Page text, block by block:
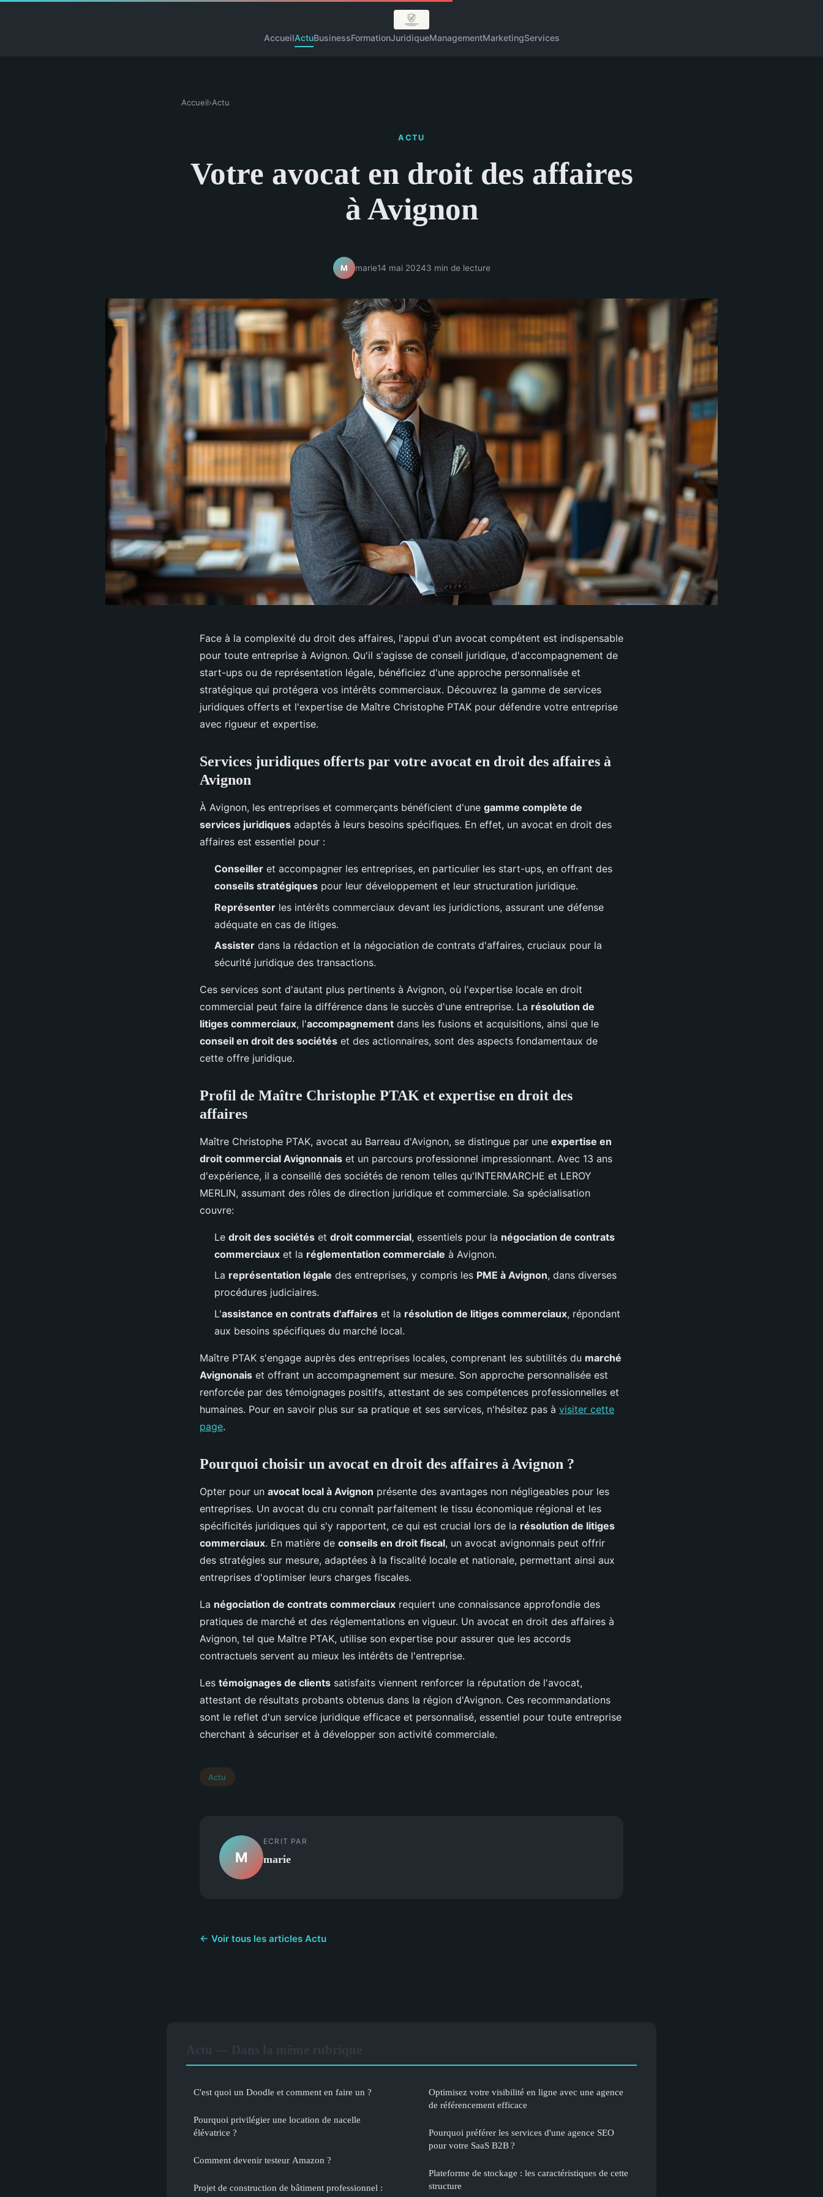
AccueilActuBusinessFormationJuridiqueManagementMarketingServices
Accueil›Actu
ACTU
Votre avocat en droit des affaires
à Avignon
M marie14 mai 20243 min de lecture
Face à la complexité du droit des affaires, l'appui d'un avocat compétent est indispensable
pour toute entreprise à Avignon. Qu'il s'agisse de conseil juridique, d'accompagnement de
start-ups ou de représentation légale, bénéficiez d'une approche personnalisée et
stratégique qui protégera vos intérêts commerciaux. Découvrez la gamme de services
juridiques offerts et l'expertise de Maître Christophe PTAK pour défendre votre entreprise
avec rigueur et expertise.
Services juridiques offerts par votre avocat en droit des affaires à
Avignon
À Avignon, les entreprises et commerçants bénéficient d'une gamme complète de
services juridiques adaptés à leurs besoins spécifiques. En effet, un avocat en droit des
affaires est essentiel pour :
Conseiller et accompagner les entreprises, en particulier les start-ups, en offrant des
conseils stratégiques pour leur développement et leur structuration juridique.
Représenter les intérêts commerciaux devant les juridictions, assurant une défense
adéquate en cas de litiges.
Assister dans la rédaction et la négociation de contrats d'affaires, cruciaux pour la
sécurité juridique des transactions.
Ces services sont d'autant plus pertinents à Avignon, où l'expertise locale en droit
commercial peut faire la différence dans le succès d'une entreprise. La résolution de
litiges commerciaux, l'accompagnement dans les fusions et acquisitions, ainsi que le
conseil en droit des sociétés et des actionnaires, sont des aspects fondamentaux de
cette offre juridique.
Profil de Maître Christophe PTAK et expertise en droit des
affaires
Maître Christophe PTAK, avocat au Barreau d'Avignon, se distingue par une expertise en
droit commercial Avignonnais et un parcours professionnel impressionnant. Avec 13 ans
d'expérience, il a conseillé des sociétés de renom telles qu'INTERMARCHE et LEROY
MERLIN, assumant des rôles de direction juridique et commerciale. Sa spécialisation
couvre:
Le droit des sociétés et droit commercial, essentiels pour la négociation de contrats
commerciaux et la réglementation commerciale à Avignon.
La représentation légale des entreprises, y compris les PME à Avignon, dans diverses
procédures judiciaires.
L'assistance en contrats d'affaires et la résolution de litiges commerciaux, répondant
aux besoins spécifiques du marché local.
Maître PTAK s'engage auprès des entreprises locales, comprenant les subtilités du marché
Avignonais et offrant un accompagnement sur mesure. Son approche personnalisée est
renforcée par des témoignages positifs, attestant de ses compétences professionnelles et
humaines. Pour en savoir plus sur sa pratique et ses services, n'hésitez pas à visiter cette
page.
Pourquoi choisir un avocat en droit des affaires à Avignon ?
Opter pour un avocat local à Avignon présente des avantages non négligeables pour les
entreprises. Un avocat du cru connaît parfaitement le tissu économique régional et les
spécificités juridiques qui s'y rapportent, ce qui est crucial lors de la résolution de litiges
commerciaux. En matière de conseils en droit fiscal, un avocat avignonnais peut offrir
des stratégies sur mesure, adaptées à la fiscalité locale et nationale, permettant ainsi aux
entreprises d'optimiser leurs charges fiscales.
La négociation de contrats commerciaux requiert une connaissance approfondie des
pratiques de marché et des réglementations en vigueur. Un avocat en droit des affaires à
Avignon, tel que Maître PTAK, utilise son expertise pour assurer que les accords
contractuels servent au mieux les intérêts de l'entreprise.
Les témoignages de clients satisfaits viennent renforcer la réputation de l'avocat,
attestant de résultats probants obtenus dans la région d'Avignon. Ces recommandations
sont le reflet d'un service juridique efficace et personnalisé, essentiel pour toute entreprise
cherchant à sécuriser et à développer son activité commerciale.
Actu
M
ECRIT PAR
marie
← Voir tous les articles Actu
C'est quoi un Doodle et comment en faire un ?
Pourquoi privilégier une location de nacelle
élévatrice ?
Comment devenir testeur Amazon ?
Projet de construction de bâtiment professionnel :
Optimisez votre visibilité en ligne avec une agence
de référencement efficace
Pourquoi préférer les services d'une agence SEO
pour votre SaaS B2B ?
Plateforme de stockage : les caractéristiques de cette
structure